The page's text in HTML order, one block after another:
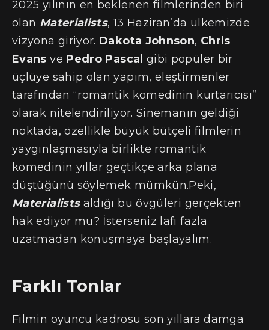
2025 yılının en beklenen filmlerinden biri
olan Materialists, 13 Haziran’da ülkemizde
vizyona giriyor. Dakota Johnson, Chris
Evans ve Pedro Pascal gibi popüler bir
üçlüye sahip olan yapım, eleştirmenler
tarafından “romantik komedinin kurtarıcısı”
olarak nitelendiriliyor. Sinemanın geldiği
noktada, özellikle büyük bütçeli filmlerin
yaygınlaşmasıyla birlikte romantik
komedinin yıllar geçtikçe arka plana
düştüğünü söylemek mümkün.Peki,
Materialistsaldığı bu övgüleri gerçekten
hak ediyor mu? İsterseniz lafı fazla
uzatmadan konuşmaya başlayalım.
Farklı Tonlar
Filmin oyuncu kadrosu son yıllara damga